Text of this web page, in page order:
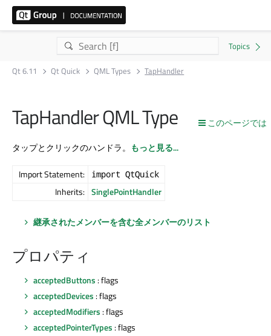
Qt 6.11 Qt Quick QML Types TapHandler
このページでは
TapHandler QML Type
タップとクリックのハンドラ。 もっと見る...
Import Statement: import QtQuick
Inherits: SinglePointHandler
継承されたメンバーを含む全メンバーのリスト
プロパティ
acceptedButtons : flags
acceptedDevices : flags
acceptedModifiers : flags
acceptedPointerTypes : flags